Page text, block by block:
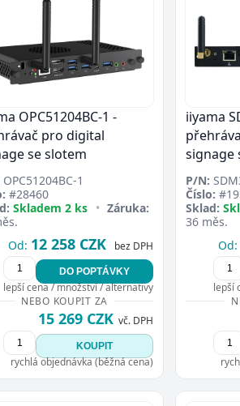
OPC51204BC-1 -
pro digital
se slotem
OPC51204BC-1
#28460
Skladem 2 ks • Záruka:
Od: 12 258 CZK bez DPH
DO POPTÁVKY
lepší cena / množství / alternativy
NEBO KOUPIT ZA
15 269 CZK vč. DPH
KOUPIT
rychlá objednávka (běžná cena)
iiyama
signage
P/N:
Číslo:
Sklad:
36 měs.
Od:
lepší